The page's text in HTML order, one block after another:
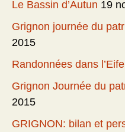
Le Bassin d’Autun 19
Grignon journée du
2015
Randonnées dans
Grignon Journée du
2015
GRIGNON: bilan et